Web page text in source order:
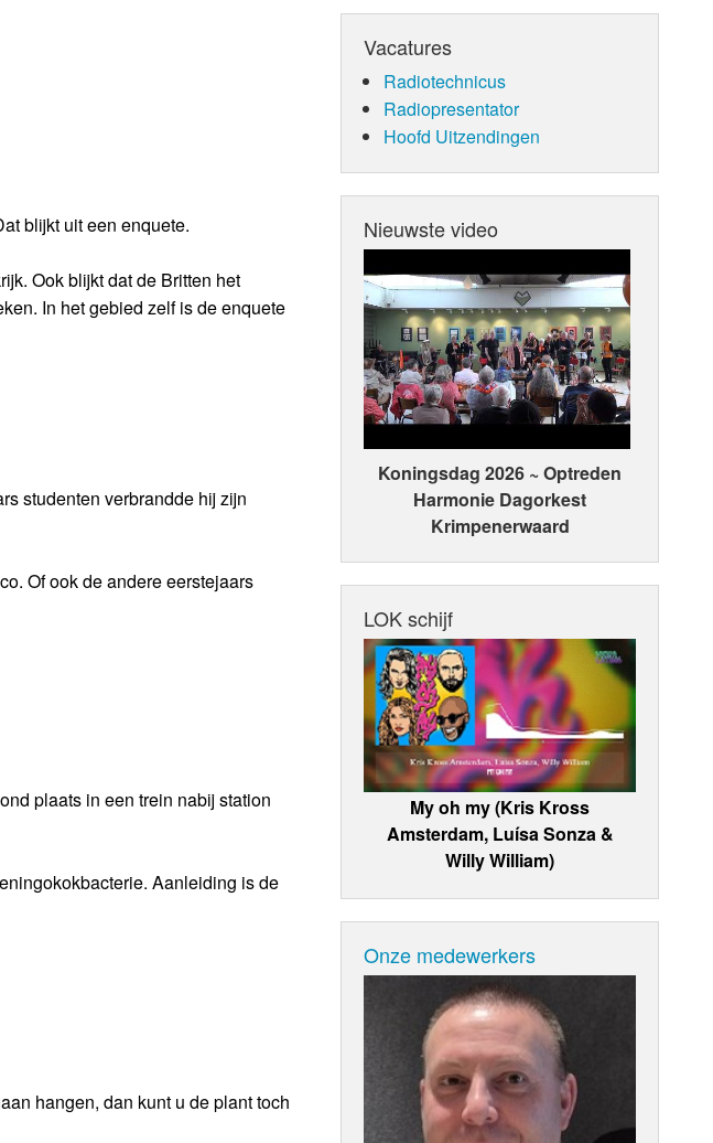
blijkt uit een enquete.
Ook blijkt dat de Britten het
In het gebied zelf is de enquete
studenten verbrandde hij zijn
Of ook de andere eerstejaars
plaats in een trein nabij station
Aanleiding is de
hangen, dan kunt u de plant toch
Vacatures
Radiotechnicus
Radiopresentator
Hoofd Uitzendingen
Nieuwste video
Koningsdag 2026 ~ Optreden
Harmonie Dagorkest
Krimpenerwaard
LOK schijf
My oh my (Kris Kross
Amsterdam, Luísa Sonza &
Willy William)
Onze medewerkers